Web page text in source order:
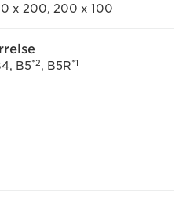
x 200, 200 x 100
B5*2, B5R*1